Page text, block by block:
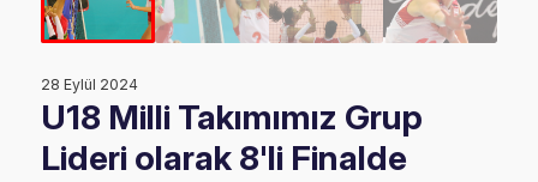
28 Eylül 2024
U18 Milli Takımımız Grup
Lideri olarak 8'li Finalde